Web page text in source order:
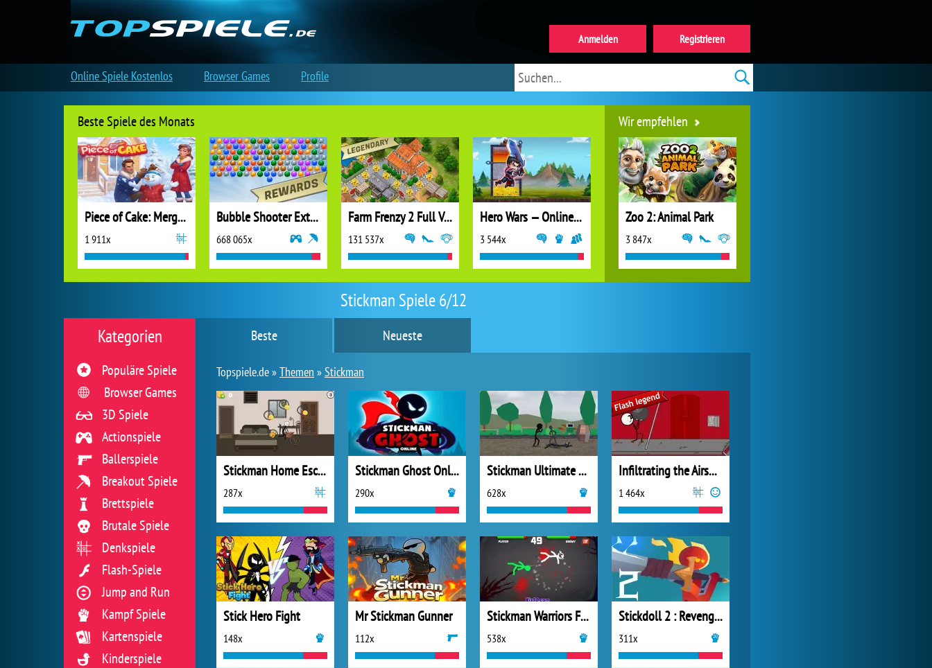
Stickman Spiele 6/12
Beste Neueste
Topspiele.de »Themen »Stickman
Stickman Home Escape
287x
Stickman Ghost Online
290x
Stickman Ultimate Street Fighter 3D
628x
Infiltrating the Airship
1 464x
Stick Hero Fight
148x
Mr Stickman Gunner
112x
Stickman Warriors Fatality
538x
Stickdoll 2 : Revenge Of Flame
311x
Kategorien
Populäre Spiele
Browser Games
3D Spiele
Actionspiele
Ballerspiele
Breakout Spiele
Brettspiele
Brutale Spiele
Denkspiele
Flash-Spiele
Jump and Run
Kampf Spiele
Kartenspiele
Kinderspiele
Beste Spiele des Monats
Piece of Cake: Merge and Bake
1 911x
Bubble Shooter Extreme
668 065x
Farm Frenzy 2 Full Version
131 537x
Hero Wars — Online action RPG
3 544x
Wir empfehlen
Zoo 2: Animal Park
3 847x
My Free Zoo
Forge of Empires
Registrieren
Anmelden
Online Spiele Kostenlos Browser Games Profile